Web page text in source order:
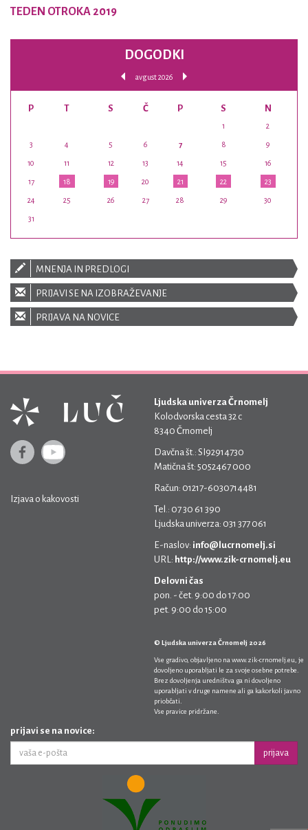
TEDEN OTROKA 2019
DOGODKI
avgust 2026
P T S Č P S N
1 2
3 4 5 6 7 8 9
10 11 12 13 14 15 16
17 18 19 20 21 22 23
24 25 26 27 28 29 30
31
MNENJA IN PREDLOGI
PRIJAVI SE NA IZOBRAŽEVANJE
PRIJAVA NA NOVICE
Izjava o kakovosti
Ljudska univerza Črnomelj
Kolodvorska cesta 32 c
8340 Črnomelj
Davčna št.: SI92914730
Matična št: 5052467 000
Račun: 01217-6030714481
Tel.: 07 30 61 390
Ljudska univerza: 031 377 061
E-naslov: info@lucrnomelj.si
URL: http://www.zik-crnomelj.eu
Delovni čas
pon. - čet. 9:00 do 17:00
pet. 9:00 do 15:00
© Ljudska univerza Črnomelj 2026
Vse gradivo, objavljeno na www.zik-crnomelj.eu , je
dovoljeno uporabljati le za svoje osebne potrebe.
Brez dovoljenja uredništva ga ni dovoljeno
uporabljati v druge namene ali ga kakorkoli javno
priobčati.
Vse pravice pridržane.
prijavi se na novice:
prijava